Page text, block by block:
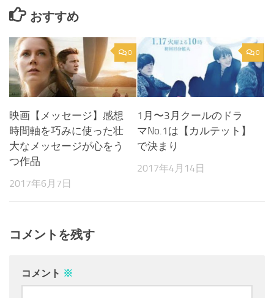
おすすめ
0
映画【メッセージ】感想
時間軸を巧みに使った壮
大なメッセージが心をう
つ作品
2017年6月7日
0
1月〜3月クールのドラ
マNo.1は【カルテット】
で決まり
2017年4月14日
コメントを残す
コメント ※